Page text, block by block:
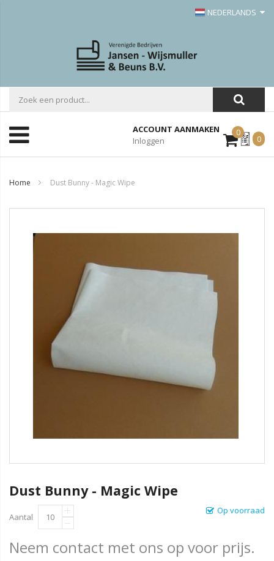
NEDERLANDS
ACCOUNT AANMAKEN
Inloggen
0Mijn
Offerte
0
Home Dust Bunny - Magic Wipe
Dust Bunny - Magic Wipe
Op voorraad
Aantal
Neem contact met ons op voor prijs.